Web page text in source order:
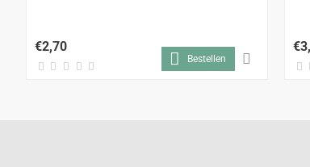
€2,70
Bestellen